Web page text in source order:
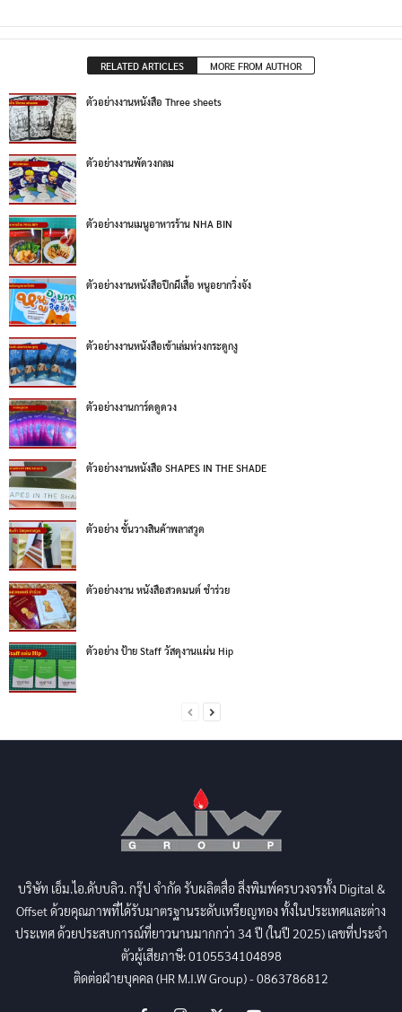
RELATED ARTICLES MORE FROM AUTHOR
ตัวอย่างงานหนังสือ Three sheets
ตัวอย่างงานพัดวงกลม
ตัวอย่างงานเมนูอาหารร้าน NHA BIN
ตัวอย่างงานหนังสือปีกผีเสื้อ หนูอยากวิ่งจัง
ตัวอย่างงานหนังสือเข้าเล่มห่วงกระดูกงู
ตัวอย่างงานการ์ดดูดวง
ตัวอย่างงานหนังสือ SHAPES IN THE SHADE
ตัวอย่าง ชั้นวางสินค้าพลาสวูด
ตัวอย่างงาน หนังสือสวดมนต์ ชำร่วย
ตัวอย่าง ป้าย Staff วัสดุงานแผ่น Hip
บริษัท เอ็ม.ไอ.ดับบลิว. กรุ๊ป จำกัด รับผลิตสื่อ สิ่งพิมพ์ครบวงจรทั้ง Digital &
Offset ด้วยคุณภาพที่ได้รับมาตรฐานระดับเหรียญทอง ทั้งในประเทศและต่าง
ประเทศ ด้วยประสบการณ์ที่ยาวนานมากกว่า 34 ปี (ในปี 2025) เลขที่ประจำ
ตัวผู้เสียภาษี: 0105534104898
ติดต่อฝ่ายบุคคล (HR M.I.W Group) - 0863786812